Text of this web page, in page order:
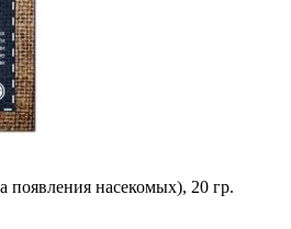
появления насекомых), 20 гр.